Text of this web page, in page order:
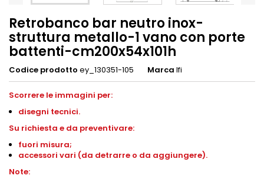
Retrobanco bar neutro inox-
struttura metallo-1 vano con porte
battenti-cm200x54x101h
Codice prodotto ey_130351-105 Marca Ifi
Scorrere le immagini per:
disegni tecnici.
Su richiesta e da preventivare:
fuori misura;
accessori vari (da detrarre o da aggiungere).
Note: